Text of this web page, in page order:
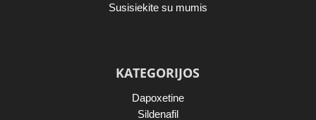
Susisiekite su mumis
KATEGORIJOS
Dapoxetine
Sildenafil